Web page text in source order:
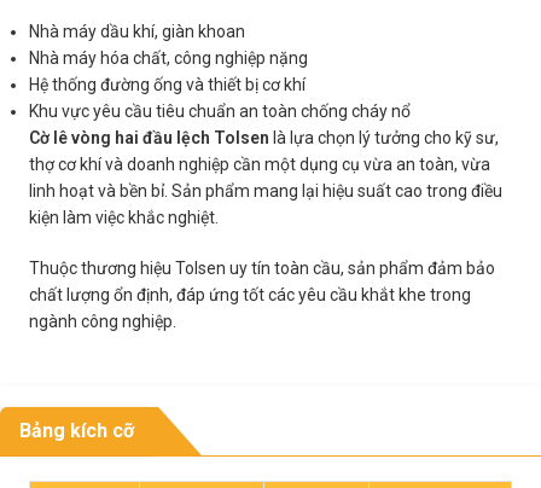
Nhà máy dầu khí, giàn khoan
Nhà máy hóa chất, công nghiệp nặng
Hệ thống đường ống và thiết bị cơ khí
Khu vực yêu cầu tiêu chuẩn an toàn chống cháy nổ
Cờ lê vòng hai đầu lệch Tolsen là lựa chọn lý tưởng cho kỹ sư,
thợ cơ khí và doanh nghiệp cần một dụng cụ vừa an toàn, vừa
linh hoạt và bền bỉ. Sản phẩm mang lại hiệu suất cao trong điều
kiện làm việc khắc nghiệt.
Thuộc thương hiệu Tolsen uy tín toàn cầu, sản phẩm đảm bảo
chất lượng ổn định, đáp ứng tốt các yêu cầu khắt khe trong
ngành công nghiệp.
Bảng kích cỡ